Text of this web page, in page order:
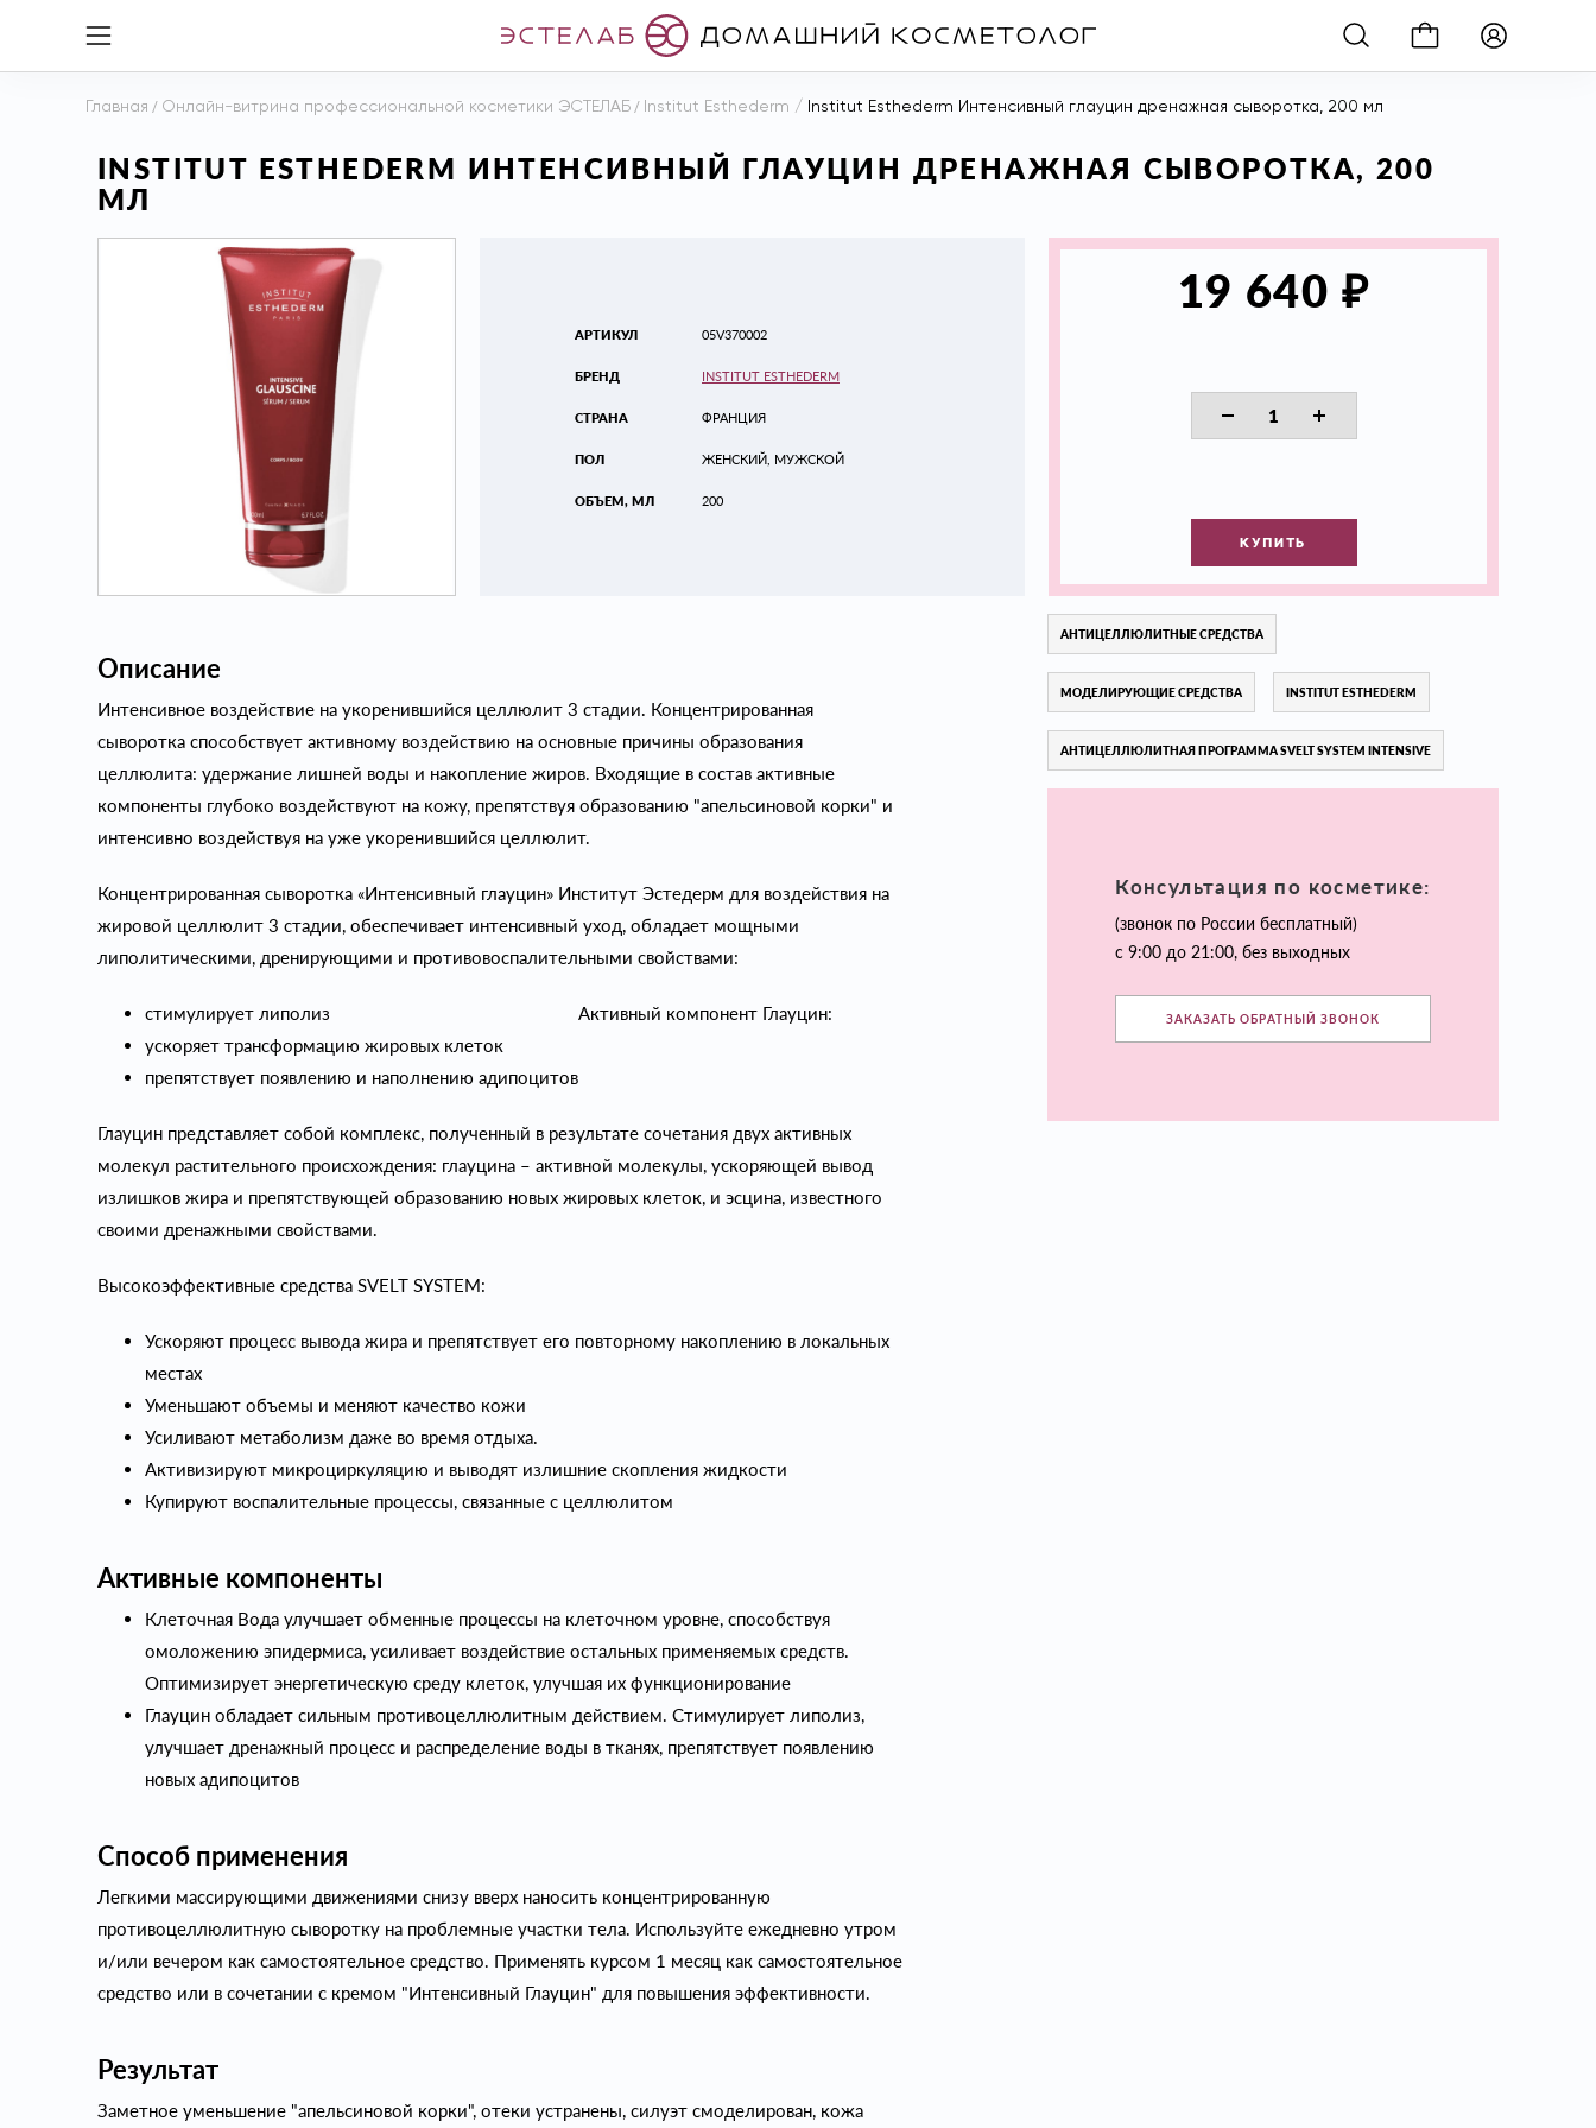
Главная / Онлайн-витрина профессиональной косметики ЭСТЕЛАБ / Institut Esthederm / Institut Esthederm Интенсивный глауцин дренажная сыворотка, 200 мл
INSTITUT ESTHEDERM ИНТЕНСИВНЫЙ ГЛАУЦИН ДРЕНАЖНАЯ СЫВОРОТКА, 200
МЛ
АРТИКУЛ
БРЕНД
СТРАНА
ПОЛ
ОБЪЕМ, МЛ
05V370002
INSTITUT ESTHEDERM
ФРАНЦИЯ
ЖЕНСКИЙ, МУЖСКОЙ
200
19 640 ₽
КУПИТЬ
Описание
Интенсивное воздействие на укоренившийся целлюлит 3 стадии. Концентрированная
сыворотка способствует активному воздействию на основные причины образования
целлюлита: удержание лишней воды и накопление жиров. Входящие в состав активные
компоненты глубоко воздействуют на кожу, препятствуя образованию "апельсиновой корки" и
интенсивно воздействуя на уже укоренившийся целлюлит.
Концентрированная сыворотка «Интенсивный глауцин» Институт Эстедерм для воздействия на
жировой целлюлит 3 стадии, обеспечивает интенсивный уход, обладает мощными
липолитическими, дренирующими и противовоспалительными свойствами:
стимулирует липолиз
ускоряет трансформацию жировых клеток
препятствует появлению и наполнению адипоцитов
Активный компонент Глауцин:
Глауцин представляет собой комплекс, полученный в результате сочетания двух активных
молекул растительного происхождения: глауцина – активной молекулы, ускоряющей вывод
излишков жира и препятствующей образованию новых жировых клеток, и эсцина, известного
своими дренажными свойствами.
Высокоэффективные средства SVELT SYSTEM:
Ускоряют процесс вывода жира и препятствует его повторному накоплению в локальных
местах
Уменьшают объемы и меняют качество кожи
Усиливают метаболизм даже во время отдыха.
Активизируют микроциркуляцию и выводят излишние скопления жидкости
Купируют воспалительные процессы, связанные с целлюлитом
Активные компоненты
Клеточная Вода улучшает обменные процессы на клеточном уровне, способствуя
омоложению эпидермиса, усиливает воздействие остальных применяемых средств.
Оптимизирует энергетическую среду клеток, улучшая их функционирование
Глауцин обладает сильным противоцеллюлитным действием. Стимулирует липолиз,
улучшает дренажный процесс и распределение воды в тканях, препятствует появлению
новых адипоцитов
Способ применения
Легкими массирующими движениями снизу вверх наносить концентрированную
противоцеллюлитную сыворотку на проблемные участки тела. Используйте ежедневно утром
и/или вечером как самостоятельное средство. Применять курсом 1 месяц как самостоятельное
средство или в сочетании с кремом "Интенсивный Глауцин" для повышения эффективности.
Результат
Заметное уменьшение "апельсиновой корки", отеки устранены, силуэт смоделирован, кожа
АНТИЦЕЛЛЮЛИТНЫЕ СРЕДСТВА
МОДЕЛИРУЮЩИЕ СРЕДСТВА INSTITUT ESTHEDERM
АНТИЦЕЛЛЮЛИТНАЯ ПРОГРАММА SVELT SYSTEM INTENSIVE
Консультация по косметике:
(звонок по России бесплатный)
с 9:00 до 21:00, без выходных
ЗАКАЗАТЬ ОБРАТНЫЙ ЗВОНОК